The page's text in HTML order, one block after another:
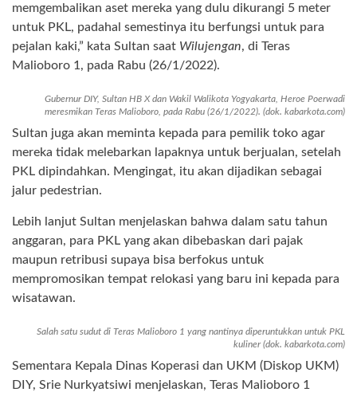
memgembalikan aset mereka yang dulu dikurangi 5 meter
untuk PKL, padahal semestinya itu berfungsi untuk para
pejalan kaki,” kata Sultan saat Wilujengan, di Teras
Malioboro 1, pada Rabu (26/1/2022).
Gubernur DIY, Sultan HB X dan Wakil Walikota Yogyakarta, Heroe Poerwadi
meresmikan Teras Malioboro, pada Rabu (26/1/2022). (dok. kabarkota.com)
Sultan juga akan meminta kepada para pemilik toko agar
mereka tidak melebarkan lapaknya untuk berjualan, setelah
PKL dipindahkan. Mengingat, itu akan dijadikan sebagai
jalur pedestrian.
Lebih lanjut Sultan menjelaskan bahwa dalam satu tahun
anggaran, para PKL yang akan dibebaskan dari pajak
maupun retribusi supaya bisa berfokus untuk
mempromosikan tempat relokasi yang baru ini kepada para
wisatawan.
Salah satu sudut di Teras Malioboro 1 yang nantinya diperuntukkan untuk PKL
kuliner (dok. kabarkota.com)
Sementara Kepala Dinas Koperasi dan UKM (Diskop UKM)
DIY, Srie Nurkyatsiwi menjelaskan, Teras Malioboro 1